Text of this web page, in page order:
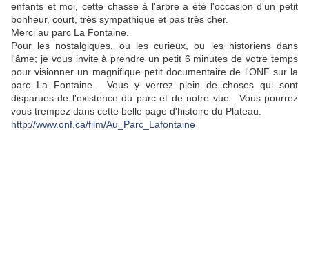
enfants et moi, cette chasse à l'arbre a été l'occasion d'un petit
bonheur, court, très sympathique et pas très cher.
Merci au parc La Fontaine.
Pour les nostalgiques, ou les curieux, ou les historiens dans
l'âme; je vous invite à prendre un petit 6 minutes de votre temps
pour visionner un magnifique petit documentaire de l'ONF sur la
parc La Fontaine. Vous y verrez plein de choses qui sont
disparues de l'existence du parc et de notre vue. Vous pourrez
vous trempez dans cette belle page d'histoire du Plateau.
http://www.onf.ca/film/Au_Parc_Lafontaine